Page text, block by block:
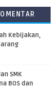
Kebijakan,
SMK
BOS dan